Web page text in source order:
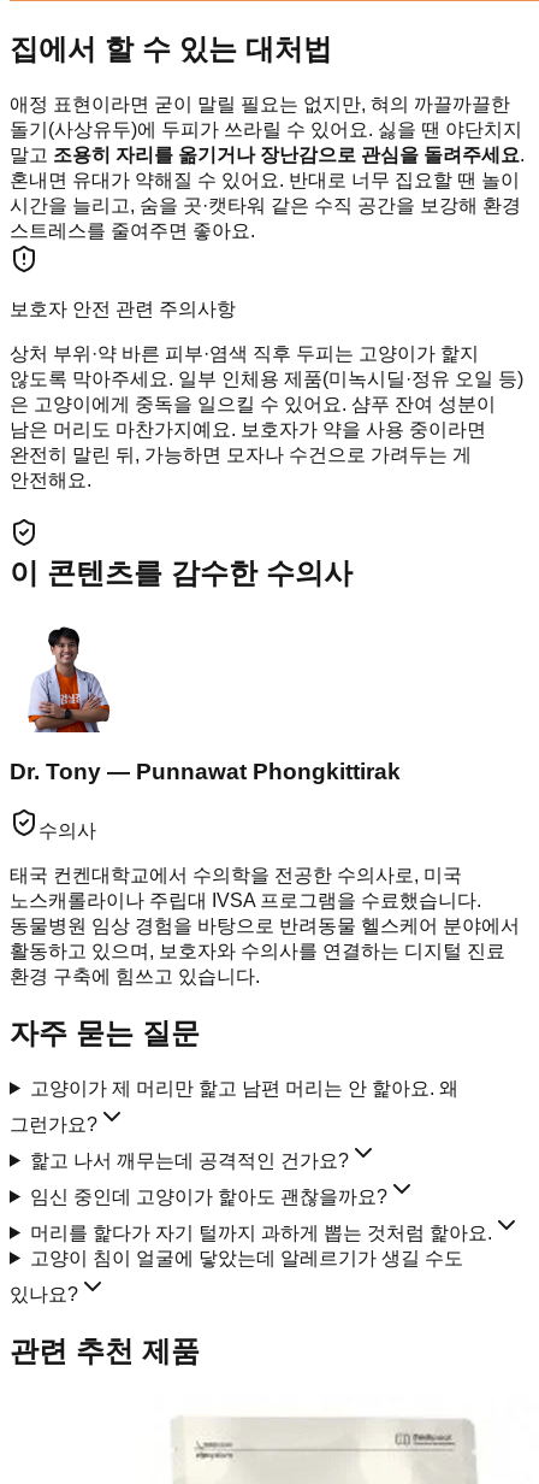
집에서 할 수 있는 대처법
애정 표현이라면 굳이 말릴 필요는 없지만, 혀의 까끌까끌한
돌기(사상유두)에 두피가 쓰라릴 수 있어요. 싫을 땐 야단치지
말고 조용히 자리를 옮기거나 장난감으로 관심을 돌려주세요.
혼내면 유대가 약해질 수 있어요. 반대로 너무 집요할 땐 놀이
시간을 늘리고, 숨을 곳·캣타워 같은 수직 공간을 보강해 환경
스트레스를 줄여주면 좋아요.
보호자 안전 관련 주의사항
상처 부위·약 바른 피부·염색 직후 두피는 고양이가 핥지
않도록 막아주세요. 일부 인체용 제품(미녹시딜·정유 오일 등)
은 고양이에게 중독을 일으킬 수 있어요. 샴푸 잔여 성분이
남은 머리도 마찬가지예요. 보호자가 약을 사용 중이라면
완전히 말린 뒤, 가능하면 모자나 수건으로 가려두는 게
안전해요.
이 콘텐츠를 감수한 수의사
Dr. Tony — Punnawat Phongkittirak
수의사
태국 컨켄대학교에서 수의학을 전공한 수의사로, 미국
노스캐롤라이나 주립대 IVSA 프로그램을 수료했습니다.
동물병원 임상 경험을 바탕으로 반려동물 헬스케어 분야에서
활동하고 있으며, 보호자와 수의사를 연결하는 디지털 진료
환경 구축에 힘쓰고 있습니다.
자주 묻는 질문
고양이가 제 머리만 핥고 남편 머리는 안 핥아요. 왜
그런가요?
핥고 나서 깨무는데 공격적인 건가요?
임신 중인데 고양이가 핥아도 괜찮을까요?
머리를 핥다가 자기 털까지 과하게 뽑는 것처럼 핥아요.
고양이 침이 얼굴에 닿았는데 알레르기가 생길 수도
있나요?
관련 추천 제품